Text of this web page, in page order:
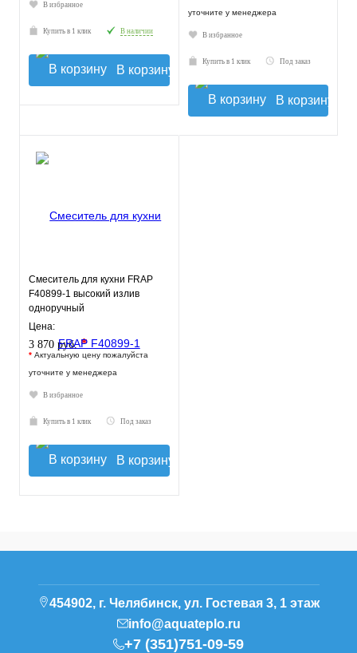
В избранное
Купить в 1 клик В наличии
В корзину
уточните у менеджера
В избранное
Купить в 1 клик Под заказ
В корзину
Смеситель для кухни FRAP
F40899-1 высокий излив
одноручный
Цена:
3 870 руб.*
* Актуальную цену пожалуйста
уточните у менеджера
В избранное
Купить в 1 клик Под заказ
В корзину
454902, г. Челябинск, ул. Гостевая 3, 1 этаж
info@aquateplo.ru
+7 (351)751-09-59